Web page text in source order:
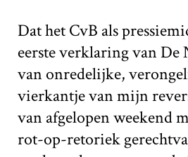
Dat het CvB als
eerste verklaring van De
van onredelijke,
vierkantje van mijn
van afgelopen weekend
rot-op-retoriek